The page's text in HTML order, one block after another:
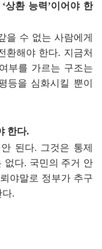
‘상환 능력 ’이어야 한
을 수 없는 사람에게
환해야 한다. 지금처
부를 가르는 구조는
등을 심화시킬 뿐이
한다.
된다. 그것은 통제
없다. 국민의 주거 안
야말로 정부가 추구
다.